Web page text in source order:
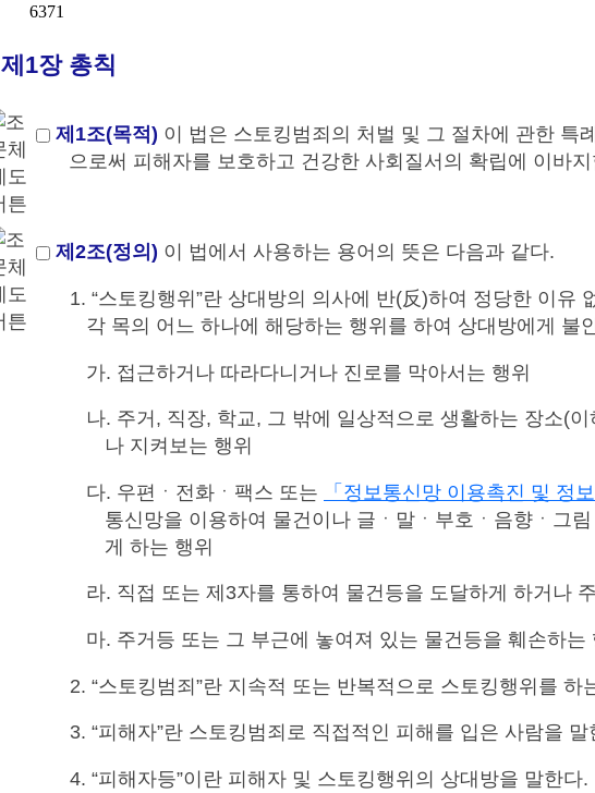
6371
제1장 총칙
제1조(목적) 이 법은 스토킹범죄의 처벌 및 그 절차에 관한 특
으로써 피해자를 보호하고 건강한 사회질서의 확립에 이바
제2조(정의) 이 법에서 사용하는 용어의 뜻은 다음과 같다.
1. “스토킹행위”란 상대방의 의사에 반(反)하여 정당한 이유
각 목의 어느 하나에 해당하는 행위를 하여 상대방에게 불
가. 접근하거나 따라다니거나 진로를 막아서는 행위
나. 주거, 직장, 학교, 그 밖에 일상적으로 생활하는 장소(
나 지켜보는 행위
다. 우편ㆍ전화ㆍ팩스 또는 「정보통신망 이용촉진 및 정
통신망을 이용하여 물건이나 글ㆍ말ㆍ부호ㆍ음향ㆍ그
게 하는 행위
라. 직접 또는 제3자를 통하여 물건등을 도달하게 하거나
마. 주거등 또는 그 부근에 놓여져 있는 물건등을 훼손하는
2. “스토킹범죄”란 지속적 또는 반복적으로 스토킹행위를 하
3. “피해자”란 스토킹범죄로 직접적인 피해를 입은 사람을 말
4. “피해자등”이란 피해자 및 스토킹행위의 상대방을 말한다.